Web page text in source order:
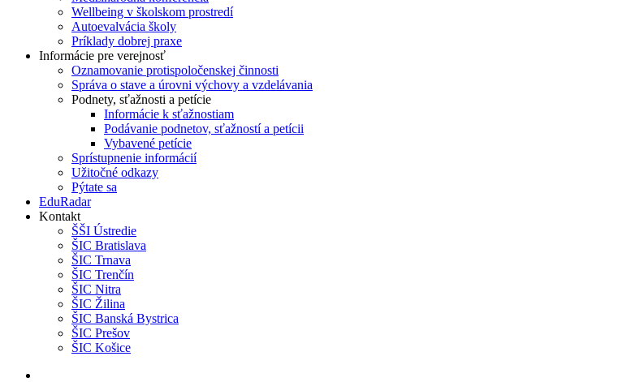
Wellbeing v školskom prostredí
Autoevalvácia školy
Príklady dobrej praxe
Informácie pre verejnosť
Oznamovanie protispoločenskej činnosti
Správa o stave a úrovni výchovy a vzdelávania
Podnety, sťažnosti a petície
Informácie k sťažnostiam
Podávanie podnetov, sťažností a petícii
Vybavené petície
Sprístupnenie informácií
Užitočné odkazy
Pýtate sa
EduRadar
Kontakt
ŠŠI Ústredie
ŠIC Bratislava
ŠIC Trnava
ŠIC Trenčín
ŠIC Nitra
ŠIC Žilina
ŠIC Banská Bystrica
ŠIC Prešov
ŠIC Košice